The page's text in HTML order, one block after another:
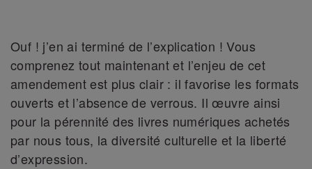
Ouf ! j’en ai terminé de l’explication ! Vous
comprenez tout maintenant et l’enjeu de cet
amendement est plus clair : il favorise les formats
ouverts et l’absence de verrous. Il œuvre ainsi
pour la pérennité des livres numériques achetés
par nous tous, la diversité culturelle et la liberté
d’expression.